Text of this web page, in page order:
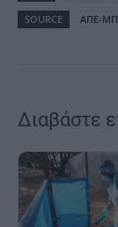
SOURCE
ΑΠΕ-
Διαβάστε